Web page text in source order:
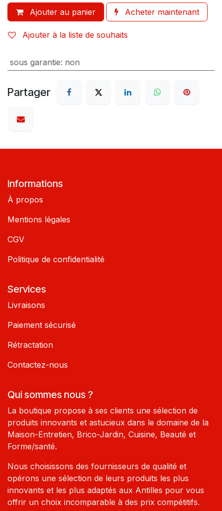
Ajouter au panier Acheter maintenant
Ajouter à la liste de souhaits
sous garantie: non
Partager
Informations
À propos
Mentions légales
CGV
Politique de confidentialité
Services
Livraisons
Paiement sécurisé
Rétractation
Contactez-nous
Qui sommes nous ?
La boutique propose à ses clients une sélection de
produits innovants et astucieux dans le domaine de la
Maison-Entretien, Brico-Jardin, Cuisine, Beauté et
Forme/santé.
Nous choisissons des fournisseurs de qualité et
opérons une sélection de leurs produits les plus
innovants et les plus adaptés aux Antilles pour vous
offrir un choix incomparable à des prix compétitifs.